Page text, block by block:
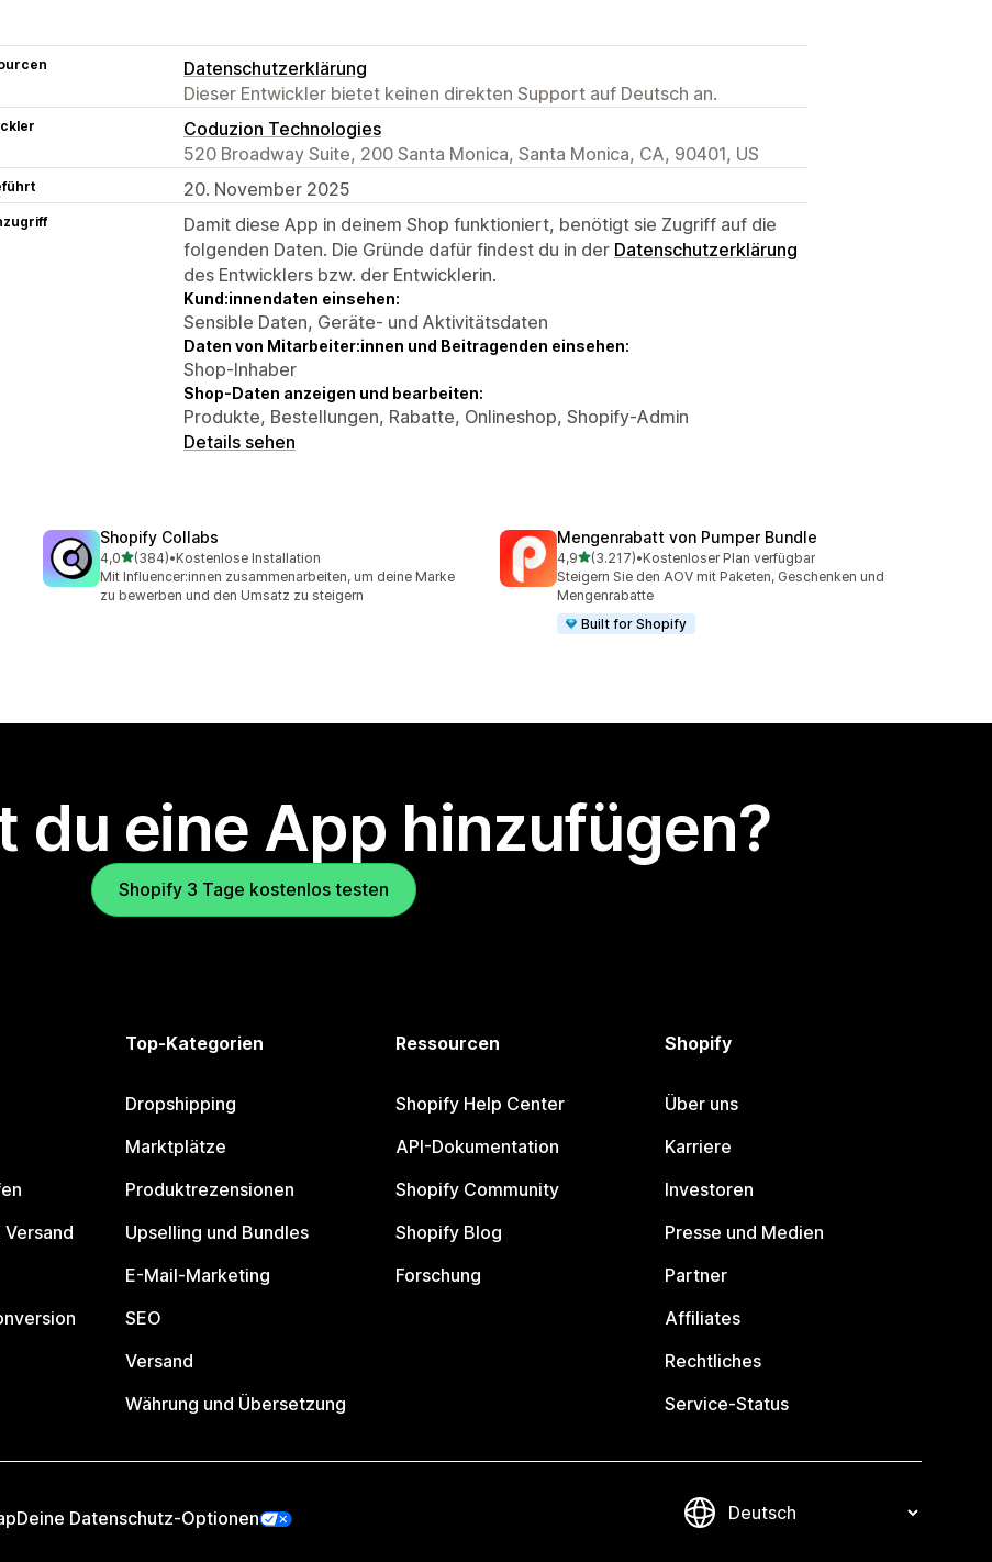
Datenschutzerklärung
Dieser Entwickler bietet keinen direkten Support auf Deutsch an.
Coduzion Technologies
520 Broadway Suite, 200 Santa Monica, Santa Monica, CA, 90401, US
20. November 2025
Damit diese App in deinem Shop funktioniert, benötigt sie Zugriff auf die
folgenden Daten. Die Gründe dafür findest du in der Datenschutzerklärung
des Entwicklers bzw. der Entwicklerin.
Kund:innendaten einsehen:
Sensible Daten, Geräte- und Aktivitätsdaten
Daten von Mitarbeiter:innen und Beitragenden einsehen:
Shop-Inhaber
Shop-Daten anzeigen und bearbeiten:
Produkte, Bestellungen, Rabatte, Onlineshop, Shopify-Admin
Details sehen
Shopify Collabs
4,0von 5 Sternen
(384)
384 Rezensionen insgesamt
•Kostenlose Installation
Mit Influencer:innen zusammenarbeiten, um deine Marke
zu bewerben und den Umsatz zu steigern
Mengenrabatt von Pumper Bundle
4,9von 5 Sternen
(3.217)
3217 Rezensionen insgesamt
•Kostenloser Plan verfügbar
Steigern Sie den AOV mit Paketen, Geschenken und
Mengenrabatte
Built for Shopify
du eine App hinzufügen?
Shopify 3 Tage kostenlos testen
Top-Kategorien
Dropshipping
Marktplätze
Produktrezensionen
Upselling und Bundles
E-Mail-Marketing
SEO
Versand
Währung und Übersetzung
Ressourcen
Shopify Help Center
API-Dokumentation
Shopify Community
Shopify Blog
Forschung
Shopify
Über uns
Karriere
Investoren
Presse und Medien
Partner
Affiliates
Rechtliches
Service-Status
Deine Datenschutz-Optionen